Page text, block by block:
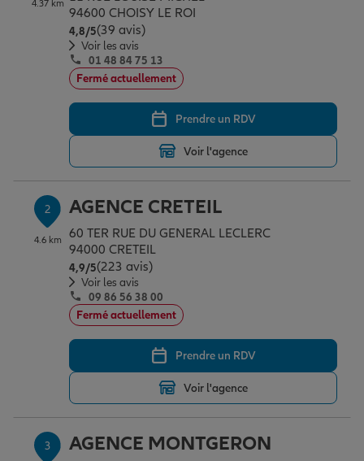
Assurance emprunteur
Prévoyance et dépendance
Assurance animal de compagnie
Protection de la famille
Protection juridique
Épargne & retraite
Plan épargne retraite
Assurance vie
Placements financiers
Investissements immobiliers
Transmission
Vos projets
Partir en vacances
Déménager
Changer de voiture
Départ à la retraite
Conseil assurance
Outre-mer
Assurance auto
Assurance habitation
Garantie des accidents de la vie
Professionnels
Allianz en France
4.37 km
94600 CHOISY LE ROI
4,8/5Note de 4.8 sur 5
(39 avis)
Voir les avis
01 48 84 75 13
Fermé actuellement
Prendre un RDV
Voir l'agence
2
4.6 km
AGENCE CRETEIL
60 TER RUE DU GENERAL LECLERC
94000 CRETEIL
4,9/5Note de 4.9 sur 5
(223 avis)
Voir les avis
09 86 56 38 00
Fermé actuellement
Prendre un RDV
Voir l'agence
3 AGENCE MONTGERON